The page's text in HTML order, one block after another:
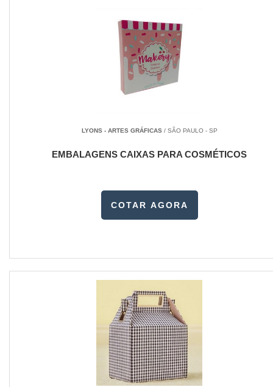
LYONS - ARTES GRÁFICAS/ SÃO PAULO - SP
EMBALAGENS CAIXAS PARA COSMÉTICOS
COTAR AGORA